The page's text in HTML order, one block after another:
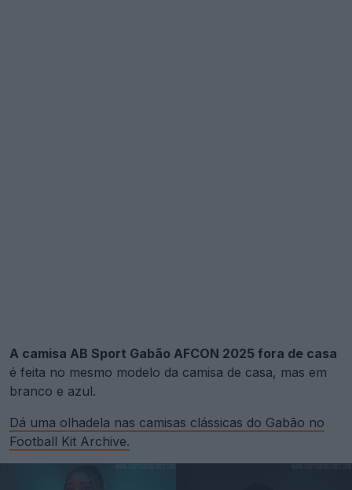
A camisa AB Sport Gabão AFCON 2025 fora de casa
é feita no mesmo modelo da camisa de casa, mas em
branco e azul.
Dá uma olhadela nas camisas clássicas do Gabão no
Football Kit Archive.